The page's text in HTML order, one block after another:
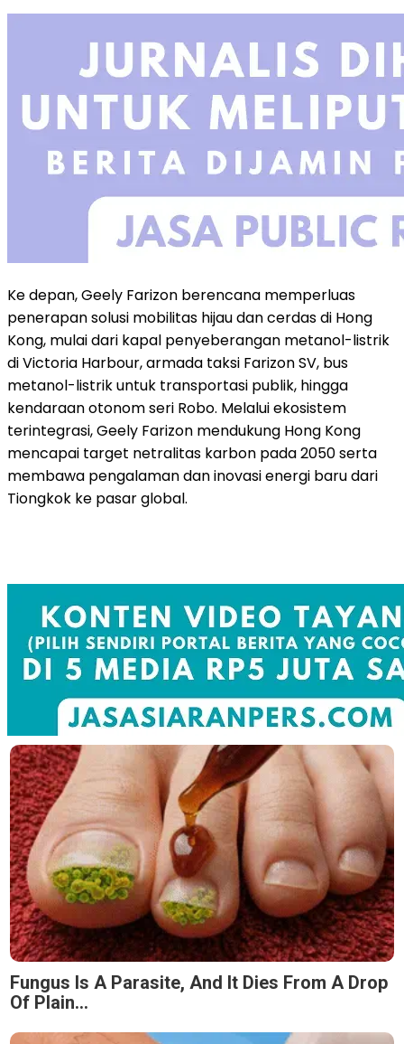
Ke depan, Geely Farizon berencana memperluas
penerapan solusi mobilitas hijau dan cerdas di Hong
Kong, mulai dari kapal penyeberangan metanol-listrik
di Victoria Harbour, armada taksi Farizon SV, bus
metanol-listrik untuk transportasi publik, hingga
kendaraan otonom seri Robo. Melalui ekosistem
terintegrasi, Geely Farizon mendukung Hong Kong
mencapai target netralitas karbon pada 2050 serta
membawa pengalaman dan inovasi energi baru dari
Tiongkok ke pasar global.
Fungus Is A Parasite, And It Dies From A Drop
Of Plain...